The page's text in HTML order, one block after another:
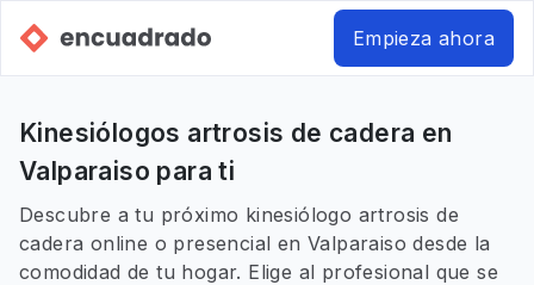
Empieza ahora
Kinesiólogos artrosis de cadera en
Valparaiso para ti
Descubre a tu próximo kinesiólogo artrosis de
cadera online o presencial en Valparaiso desde la
comodidad de tu hogar. Elige al profesional que se